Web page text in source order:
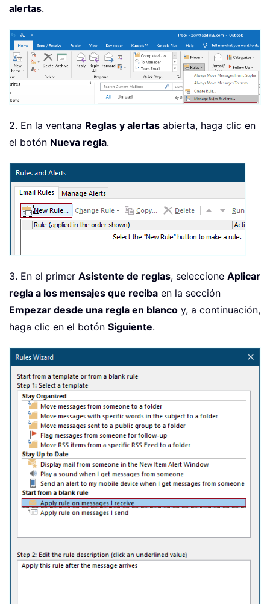
alertas.
2. En la ventana Reglas y alertas abierta, haga clic en
el botón Nueva regla.
3. En el primer Asistente de reglas, seleccione Aplicar
regla a los mensajes que reciba en la sección
Empezar desde una regla en blanco y, a continuación,
haga clic en el botón Siguiente.